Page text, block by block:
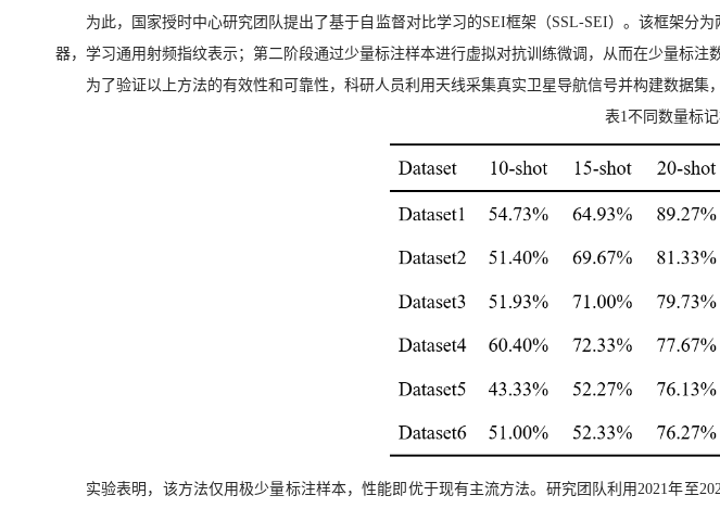
为此，国家授时中心研究团队提出了基于自监督对比学习的SEI框架（SSL-SEI）。该框架分
器，学习通用射频指纹表示；第二阶段通过少量标注样本进行虚拟对抗训练微调，从而在少量标注
为了验证以上方法的有效性和可靠性，科研人员利用天线采集真实卫星导航信号并构建数据集
表1不同数量标
实验表明，该方法仅用极少量标注样本，性能即优于现有主流方法。研究团队利用2021年至